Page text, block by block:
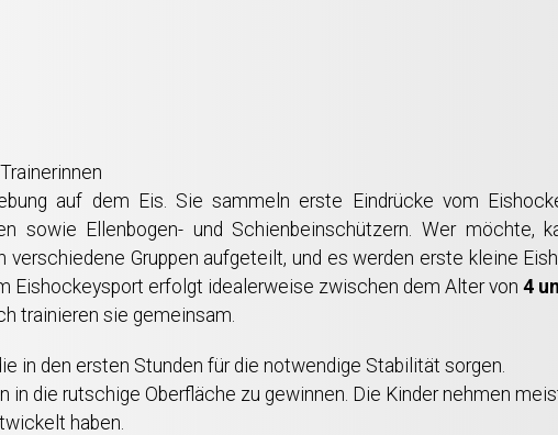
auf dem Eis. Sie sammeln erste Eindrücke vom
sowie Ellenbogen- und Schienbeinschützern. Wer möchte,
Gruppen aufgeteilt, und es werden erste kleine
Eishockeysport erfolgt idealerweise zwischen dem Alter von 4
trainieren sie gemeinsam.
in den ersten Stunden für die notwendige Stabilität sorgen.
in die rutschige Oberfläche zu gewinnen. Die Kinder nehmen
haben.